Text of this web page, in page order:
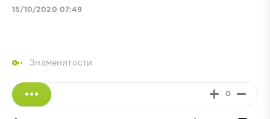
15/10/2020 07:49
Знаменитости
0